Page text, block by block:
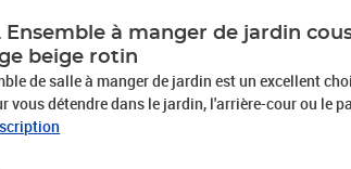
Ensemble à manger de jardin
beige rotin
de salle à manger de jardin est un excellent
vous détendre dans le jardin, l'arrière-cour ou le
également connue sous le nom de poly